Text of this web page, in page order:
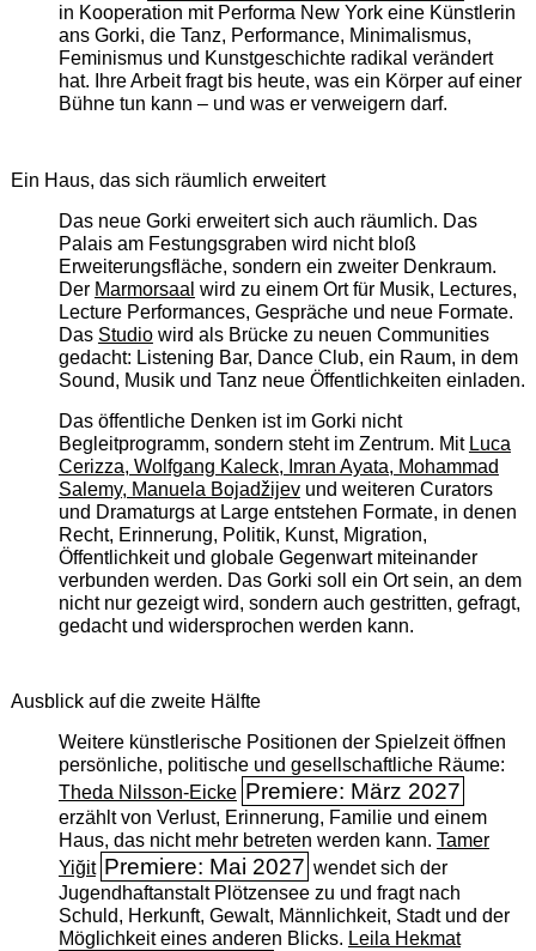
in Kooperation mit Performa New York eine Künstlerin
ans Gorki, die Tanz, Performance, Minimalismus,
Feminismus und Kunstgeschichte radikal verändert
hat. Ihre Arbeit fragt bis heute, was ein Körper auf einer
Bühne tun kann – und was er verweigern darf.
Ein Haus, das sich räumlich erweitert
Das neue Gorki erweitert sich auch räumlich. Das
Palais am Festungsgraben wird nicht bloß
Erweiterungsfläche, sondern ein zweiter Denkraum.
Der Marmorsaal wird zu einem Ort für Musik, Lectures,
Lecture Performances, Gespräche und neue Formate.
Das Studiowird als Brücke zu neuen Communities
gedacht: Listening Bar, Dance Club, ein Raum, in dem
Sound, Musik und Tanz neue Öffentlichkeiten einladen.
Das öffentliche Denken ist im Gorki nicht
Begleitprogramm, sondern steht im Zentrum. Mit Luca
Cerizza, Wolfgang Kaleck, Imran Ayata, Mohammad
Salemy, Manuela Bojadžijevund weiteren Curators
und Dramaturgs at Large entstehen Formate, in denen
Recht, Erinnerung, Politik, Kunst, Migration,
Öffentlichkeit und globale Gegenwart miteinander
verbunden werden. Das Gorki soll ein Ort sein, an dem
nicht nur gezeigt wird, sondern auch gestritten, gefragt,
gedacht und widersprochen werden kann.
Ausblick auf die zweite Hälfte
Weitere künstlerische Positionen der Spielzeit öffnen
persönliche, politische und gesellschaftliche Räume:
Theda Nilsson-Eicke Premiere: März 2027
erzählt von Verlust, Erinnerung, Familie und einem
Haus, das nicht mehr betreten werden kann. Tamer
Yiğit Premiere: Mai 2027 wendet sich der
Jugendhaftanstalt Plötzensee zu und fragt nach
Schuld, Herkunft, Gewalt, Männlichkeit, Stadt und der
Möglichkeit eines anderen Blicks. Leila Hekmat